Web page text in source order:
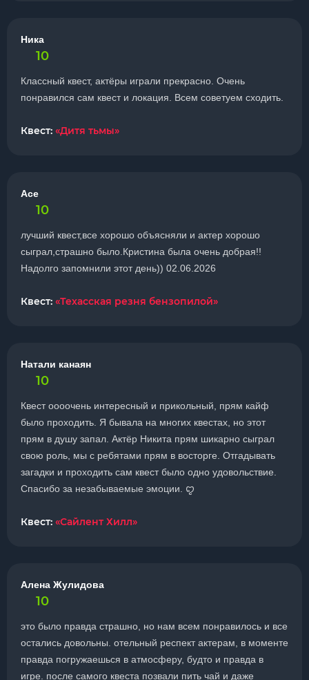
Ника
10
Классный квест, актёры играли прекрасно. Очень
понравился сам квест и локация. Всем советуем сходить.
Квест: «Дитя тьмы»
Ace
10
лучший квест,все хорошо объясняли и актер хорошо
сыграл,страшно было.Кристина была очень добрая!!
Надолго запомнили этот день)) 02.06.2026
Квест: «Техасская резня бензопилой»
Натали канаян
10
Квест оооочень интересный и прикольный, прям кайф
было проходить. Я бывала на многих квестах, но этот
прям в душу запал. Актёр Никита прям шикарно сыграл
свою роль, мы с ребятами прям в восторге. Отгадывать
загадки и проходить сам квест было одно удовольствие.
Спасибо за незабываемые эмоции. ꨄ
Квест: «Сайлент Хилл»
Алена Жулидова
10
это было правда страшно, но нам всем понравилось и все
остались довольны. отельный респект актерам, в моменте
правда погружаешься в атмосферу, будто и правда в
игре. после самого квеста позвали пить чай и даже